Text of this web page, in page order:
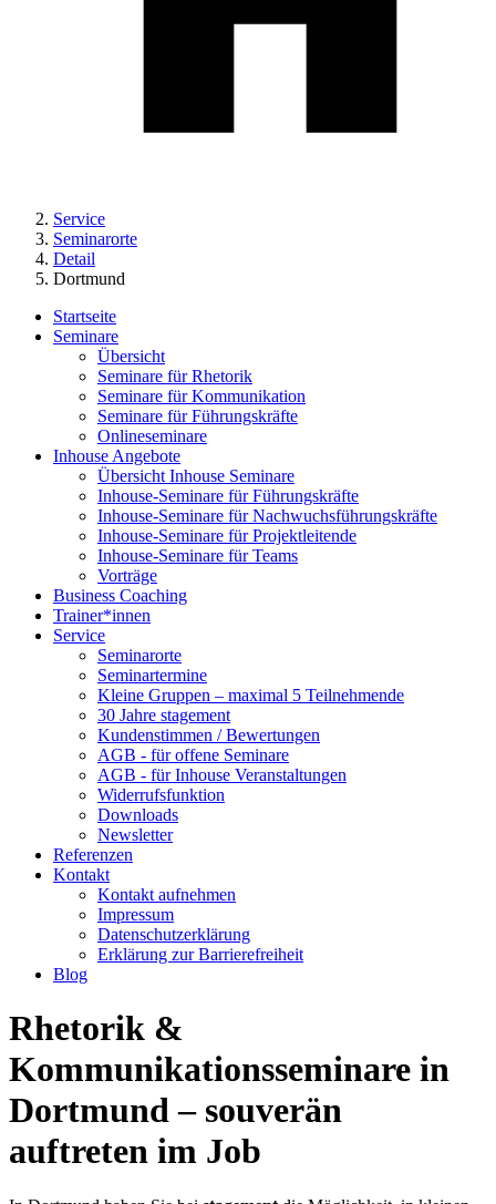
Service
Seminarorte
Detail
Dortmund
Startseite
Seminare
Übersicht
Seminare für Rhetorik
Seminare für Kommunikation
Seminare für Führungskräfte
Onlineseminare
Inhouse Angebote
Übersicht Inhouse Seminare
Inhouse-Seminare für Führungskräfte
Inhouse-Seminare für Nachwuchsführungskräfte
Inhouse-Seminare für Projektleitende
Inhouse-Seminare für Teams
Vorträge
Business Coaching
Trainer*innen
Service
Seminarorte
Seminartermine
Kleine Gruppen – maximal 5 Teilnehmende
30 Jahre stagement
Kundenstimmen / Bewertungen
AGB - für offene Seminare
AGB - für Inhouse Veranstaltungen
Widerrufsfunktion
Downloads
Newsletter
Referenzen
Kontakt
Kontakt aufnehmen
Impressum
Datenschutzerklärung
Erklärung zur Barrierefreiheit
Blog
Rhetorik &
Kommunikationsseminare in
Dortmund – souverän
auftreten im Job